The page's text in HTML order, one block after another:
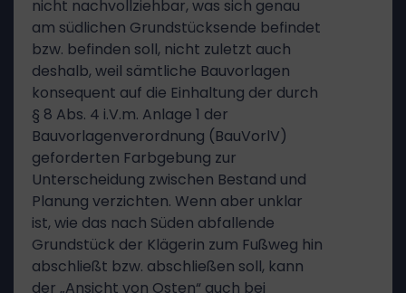
nicht nachvollziehbar, was sich genau
am südlichen Grundstücksende befindet
bzw. befinden soll, nicht zuletzt auch
deshalb, weil sämtliche Bauvorlagen
konsequent auf die Einhaltung der durch
§ 8 Abs. 4 i.V.m. Anlage 1 der
Bauvorlagenverordnung (BauVorlV)
geforderten Farbgebung zur
Unterscheidung zwischen Bestand und
Planung verzichten. Wenn aber unklar
ist, wie das nach Süden abfallende
Grundstück der Klägerin zum Fußweg hin
abschließt bzw. abschließen soll, kann
der „Ansicht von Osten“ auch bei